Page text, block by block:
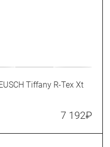
Tiffany R-Tex Xt
7 192₽